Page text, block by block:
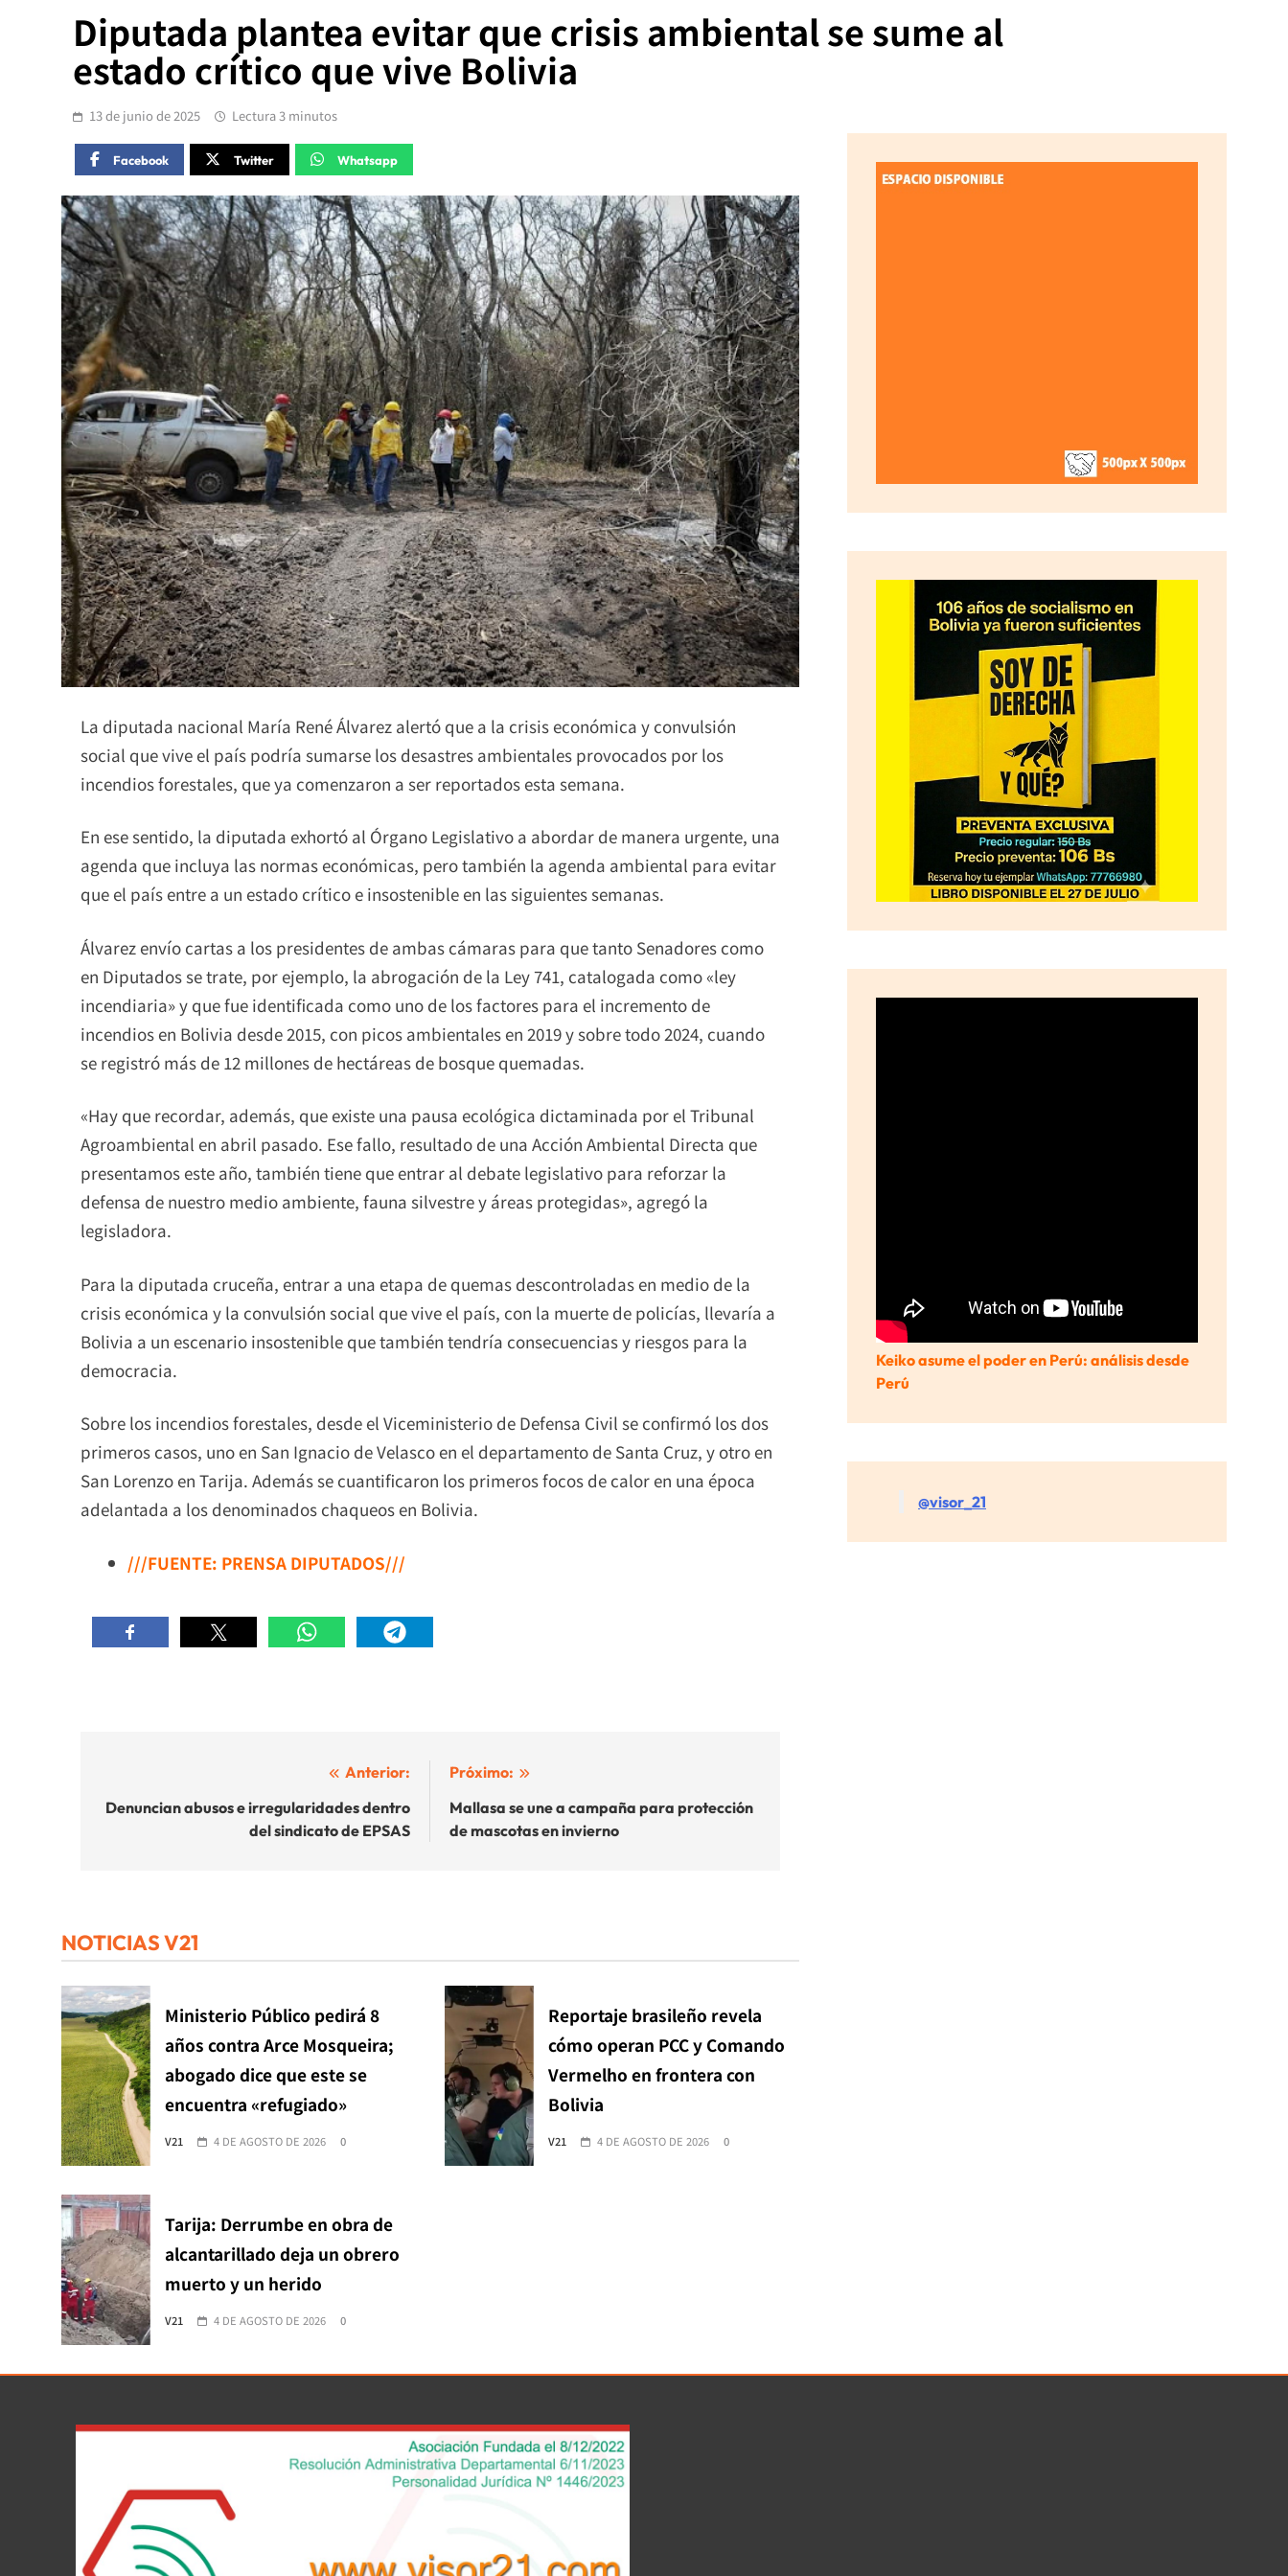
Diputada plantea evitar que crisis ambiental se sume al
estado crítico que vive Bolivia
13 de junio de 2025 Lectura 3 minutos
Facebook Twitter Whatsapp
La diputada nacional María René Álvarez alertó que a la crisis económica y convulsión
social que vive el país podría sumarse los desastres ambientales provocados por los
incendios forestales, que ya comenzaron a ser reportados esta semana.
En ese sentido, la diputada exhortó al Órgano Legislativo a abordar de manera urgente, una
agenda que incluya las normas económicas, pero también la agenda ambiental para evitar
que el país entre a un estado crítico e insostenible en las siguientes semanas.
Álvarez envío cartas a los presidentes de ambas cámaras para que tanto Senadores como
en Diputados se trate, por ejemplo, la abrogación de la Ley 741, catalogada como «ley
incendiaria» y que fue identificada como uno de los factores para el incremento de
incendios en Bolivia desde 2015, con picos ambientales en 2019 y sobre todo 2024, cuando
se registró más de 12 millones de hectáreas de bosque quemadas.
«Hay que recordar, además, que existe una pausa ecológica dictaminada por el Tribunal
Agroambiental en abril pasado. Ese fallo, resultado de una Acción Ambiental Directa que
presentamos este año, también tiene que entrar al debate legislativo para reforzar la
defensa de nuestro medio ambiente, fauna silvestre y áreas protegidas», agregó la
legisladora.
Para la diputada cruceña, entrar a una etapa de quemas descontroladas en medio de la
crisis económica y la convulsión social que vive el país, con la muerte de policías, llevaría a
Bolivia a un escenario insostenible que también tendría consecuencias y riesgos para la
democracia.
Sobre los incendios forestales, desde el Viceministerio de Defensa Civil se confirmó los dos
primeros casos, uno en San Ignacio de Velasco en el departamento de Santa Cruz, y otro en
San Lorenzo en Tarija. Además se cuantificaron los primeros focos de calor en una época
adelantada a los denominados chaqueos en Bolivia.
///FUENTE: PRENSA DIPUTADOS///
de
Anterior:
Denuncian abusos e irregularidades dentro
del sindicato de EPSAS
Próximo:
Mallasa se une a campaña para protección
de mascotas en invierno
NOTICIAS V21
Ministerio Público pedirá 8
años contra Arce Mosqueira;
abogado dice que este se
encuentra «refugiado»
V21 4 DE AGOSTO DE 2026 0
Reportaje brasileño revela
cómo operan PCC y Comando
Vermelho en frontera con
Bolivia
V21 4 DE AGOSTO DE 2026 0
Tarija: Derrumbe en obra de
alcantarillado deja un obrero
muerto y un herido
V21 4 DE AGOSTO DE 2026 0
Keiko asume el poder en Perú: análisis desde
Perú
@visor_21